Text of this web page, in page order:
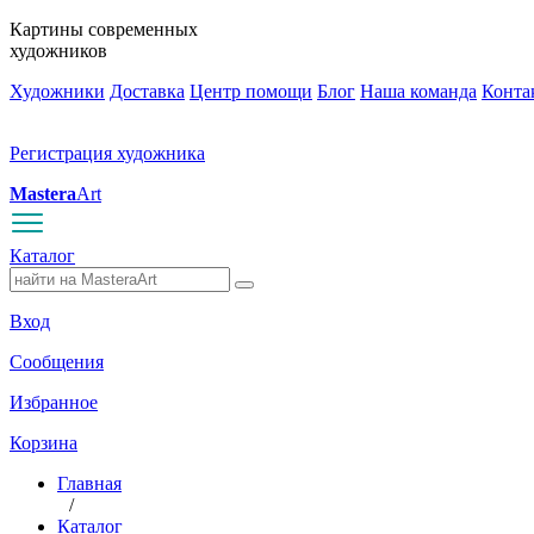
Картины современных
художников
Художники Доставка Центр помощи Блог Наша команда
Регистрация художника
MasteraArt
Каталог
Вход
Сообщения
Избранное
Корзина
Главная
/
Каталог